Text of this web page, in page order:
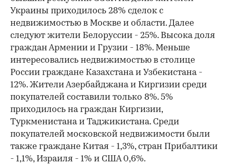
Украины приходилось 28% сделок с
недвижимостью в Москве и области. Далее
следуют жители Белоруссии - 25%. Высока доля
граждан Армении и Грузии - 18%. Меньше
интересовались недвижимостью в столице
России граждане Казахстана и Узбекистана -
12%. Жители Азербайджана и Киргизии среди
покупателей составили только 8%. 5%
приходилось на граждан Киргизии,
Туркменистана и Таджикистана. Среди
покупателей московской недвижимости были
также граждане Китая - 1,3%, стран Прибалтики
- 1,1%, Израиля - 1% и США 0,6%.